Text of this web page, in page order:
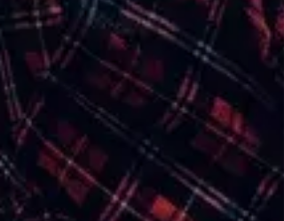
ストリートジャズ K-POPや洋楽に合わせ
ポップスタイル。表情・個性を重視 音楽好
き・表現することが好きな子に◎ バレエと
の最大の違いは 「個性と表現力を伸ばすこ
とを重視する」 点です。バレエが正確な型
を追求するのに対し、